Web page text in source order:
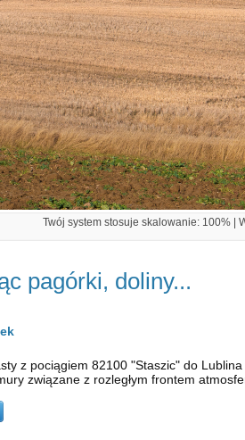
Twój system stosuje skalowanie: 100% |
pagórki, doliny...
z pociągiem 82100 "Staszic" do
związane z rozległym frontem